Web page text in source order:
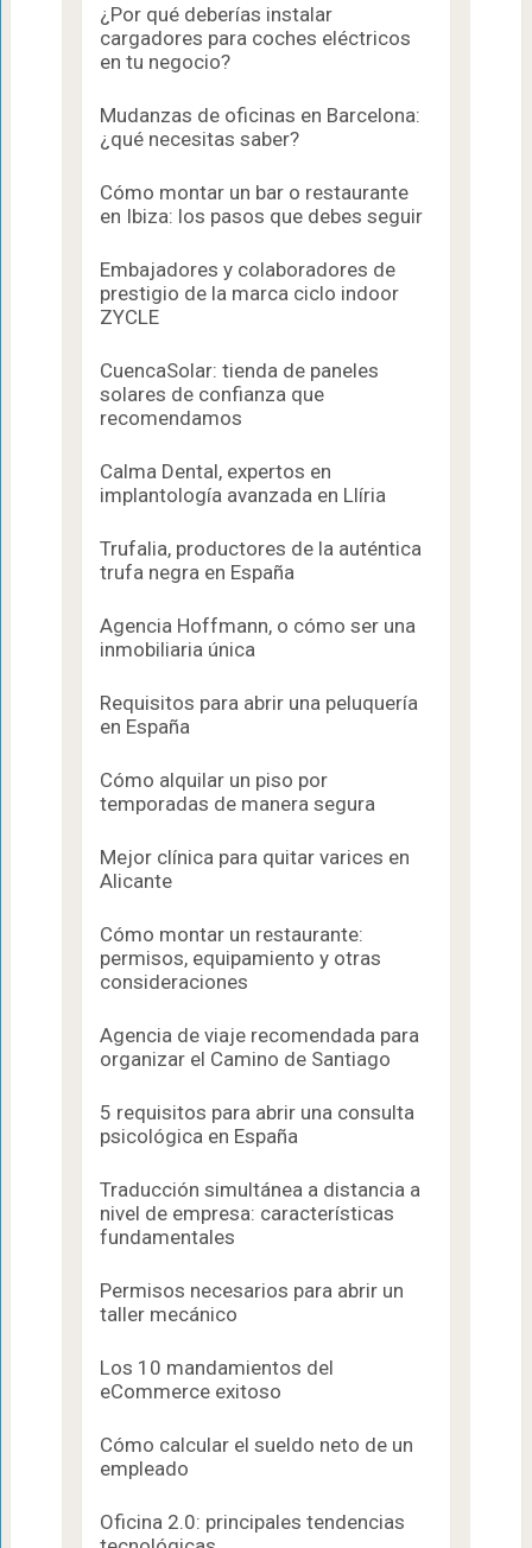
¿Por qué deberías instalar
cargadores para coches eléctricos
en tu negocio?
Mudanzas de oficinas en Barcelona:
¿qué necesitas saber?
Cómo montar un bar o restaurante
en Ibiza: los pasos que debes seguir
Embajadores y colaboradores de
prestigio de la marca ciclo indoor
ZYCLE
CuencaSolar: tienda de paneles
solares de confianza que
recomendamos
Calma Dental, expertos en
implantología avanzada en Llíria
Trufalia, productores de la auténtica
trufa negra en España
Agencia Hoffmann, o cómo ser una
inmobiliaria única
Requisitos para abrir una peluquería
en España
Cómo alquilar un piso por
temporadas de manera segura
Mejor clínica para quitar varices en
Alicante
Cómo montar un restaurante:
permisos, equipamiento y otras
consideraciones
Agencia de viaje recomendada para
organizar el Camino de Santiago
5 requisitos para abrir una consulta
psicológica en España
Traducción simultánea a distancia a
nivel de empresa: características
fundamentales
Permisos necesarios para abrir un
taller mecánico
Los 10 mandamientos del
eCommerce exitoso
Cómo calcular el sueldo neto de un
empleado
Oficina 2.0: principales tendencias